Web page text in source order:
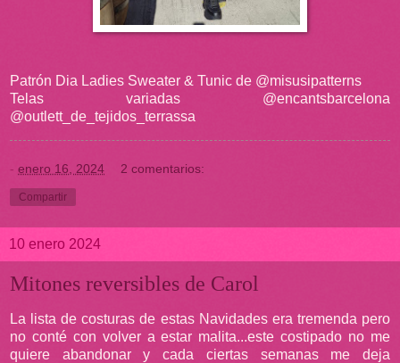
Patrón Dia Ladies Sweater & Tunic de @misusipatterns
Telas variadas @encantsbarcelona
@outlett_de_tejidos_terrassa
- enero 16, 2024 2 comentarios:
Compartir
10 enero 2024
Mitones reversibles de Carol
La lista de costuras de estas Navidades era tremenda pero
no conté con volver a estar malita...este costipado no me
quiere abandonar y cada ciertas semanas me deja